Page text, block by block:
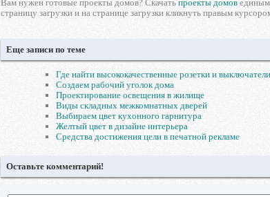
Вам нужен готовые проекты домов? Скачать проекты домов единым
страницу загрузки и на странице загрузки кликнуть правым
Еще записи по теме
Где найти высококачественные розетки и
Создаем рабочий уголок дома
Проектирование освещения в жилище
Виды складных межкомнатных дверей
Выбираем цвет кухонного гарнитура
Желтый цвет в дизайне интерьера
Средства достижения цели в печатной рекламе
Оставьте комментарий!